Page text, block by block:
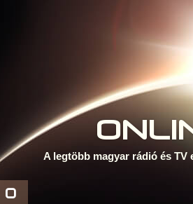
A legtöbb magyar rádió és TV